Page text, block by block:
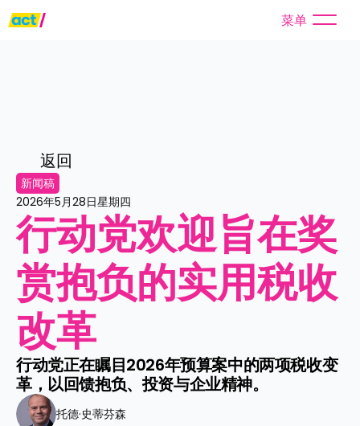
菜单
返回
新闻稿
2026年5月28日星期四
行动党欢迎旨在奖
赏抱负的实用税收
改革
行动党正在瞩目2026年预算案中的两项税收变
革，以回馈抱负、投资与企业精神。
托德·史蒂芬森